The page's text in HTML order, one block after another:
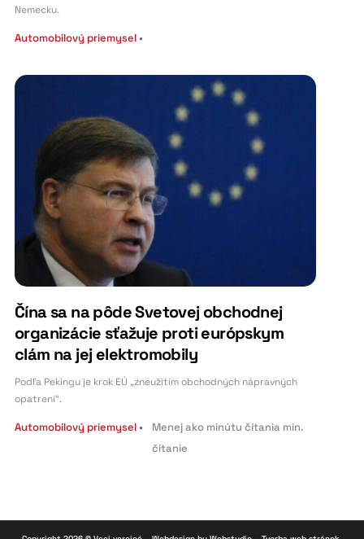
Nemecku.
Automobilový priemysel•
Čína sa na pôde Svetovej obchodnej
organizácie sťažuje proti európskym
clám na jej elektromobily
Podľa Pekingu je krok EÚ „zneužitím obchodných nápravných
opatrení“.
Automobilový priemysel• Menej ako minútu čítania min.
čítanie